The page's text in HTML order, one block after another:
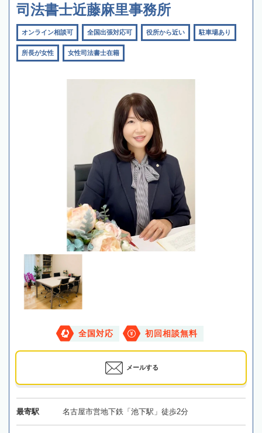
司法書士近藤麻里事務所
オンライン相談可 全国出張対応可 役所から近い 駐車場あり
所長が女性 女性司法書士在籍
全国対応 初回相談無料
メールする
最寄駅 名古屋市営地下鉄「池下駅」徒歩2分